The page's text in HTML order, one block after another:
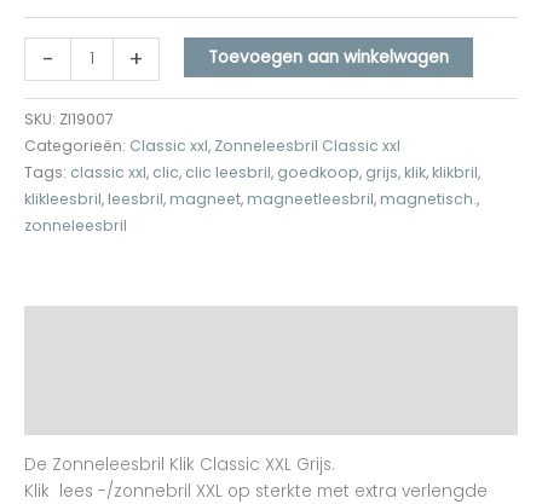
- + Toevoegen aan winkelwagen
SKU: Zl19007
Categorieën: Classic xxl, Zonneleesbril Classic xxl
Tags: classic xxl, clic, clic leesbril, goedkoop, grijs, klik, klikbril,
klikleesbril, leesbril, magneet, magneetleesbril, magnetisch.,
zonneleesbril
De Zonneleesbril Klik Classic XXL Grijs.
Klik lees -/zonnebril XXL op sterkte met extra verlengde